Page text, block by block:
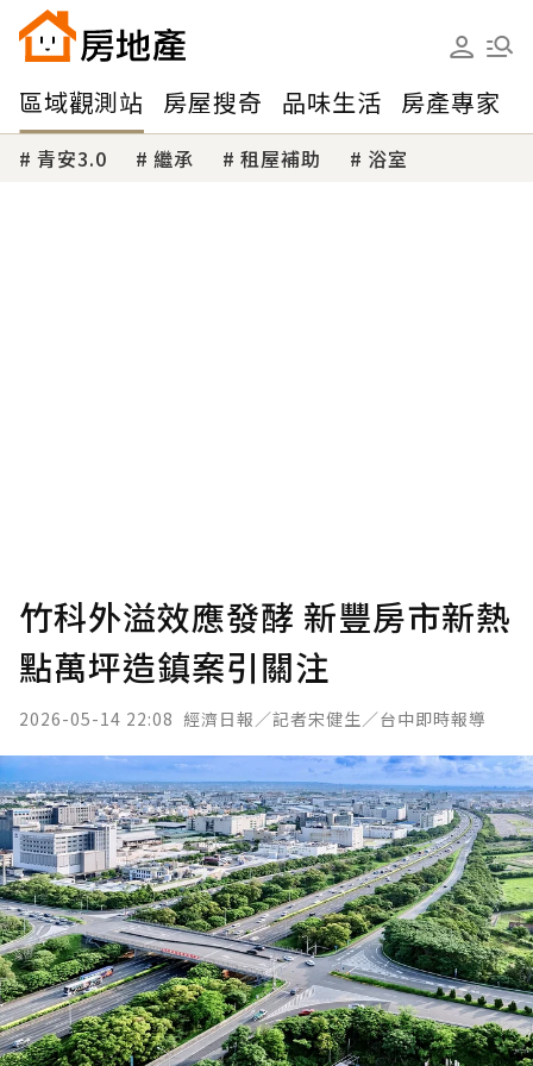
區域觀測站 房屋搜奇 品味生活 房產專家
青安3.0 繼承 租屋補助 浴室
竹科外溢效應發酵 新豐房市新熱
點萬坪造鎮案引關注
2026-05-14 22:08 經濟日報／記者宋健生／台中即時報導